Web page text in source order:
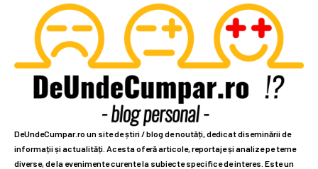
DeUndeCumpar.ro un site de știri / blog de noutăți, dedicat diseminării de
informații și actualități. Acesta oferă articole, reportaje și analize pe teme
diverse, de la evenimente curente la subiecte specifice de interes. Este un